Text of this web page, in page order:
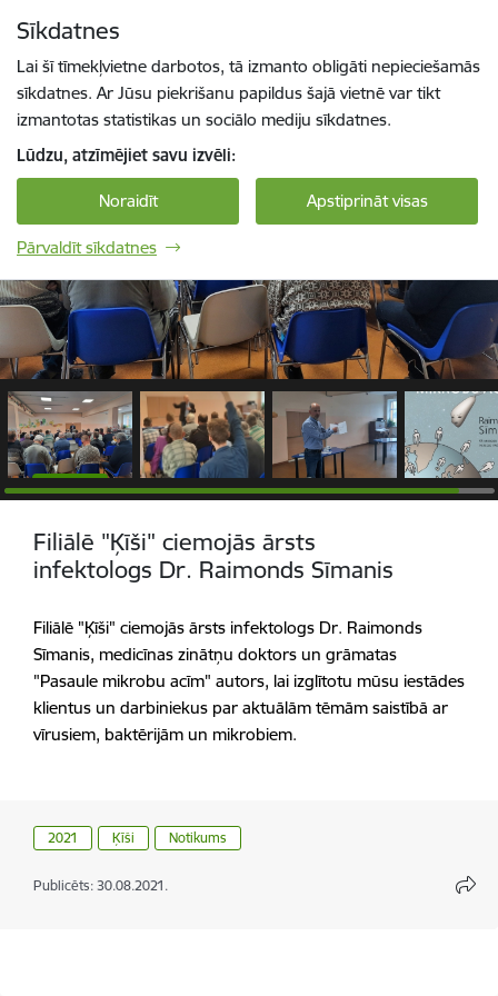
Sīkdatnes
Lai šī tīmekļvietne darbotos, tā izmanto obligāti nepieciešamās
sīkdatnes. Ar Jūsu piekrišanu papildus šajā vietnē var tikt
izmantotas statistikas un sociālo mediju sīkdatnes.
Lūdzu, atzīmējiet savu izvēli:
Noraidīt Apstiprināt visas
Pārvaldīt sīkdatnes
1 / 4
Filiālē "Ķīši" ciemojās ārsts
infektologs Dr. Raimonds Sīmanis
Filiālē "Ķīši" ciemojās ārsts infektologs Dr. Raimonds
Sīmanis, medicīnas zinātņu doktors un grāmatas
"Pasaule mikrobu acīm" autors, lai izglītotu mūsu iestādes
klientus un darbiniekus par aktuālām tēmām saistībā ar
vīrusiem, baktērijām un mikrobiem.
2021 Ķīši Notikums
Publicēts: 30.08.2021.